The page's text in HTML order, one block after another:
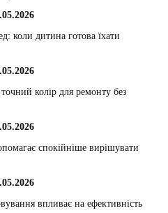
коли дитина готова їхати
колір для ремонту без
спокійніше вирішувати
впливає на ефективність